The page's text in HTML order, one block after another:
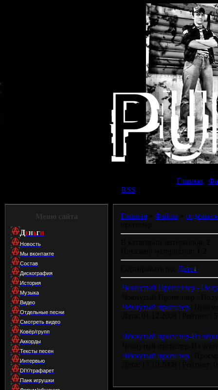
Главная|
RSS
Меню сайта
ДЕНЬГИ
Новость
Мы вконтакте
Состав
Дискография
История
Музыка
Видео
Отдельные песни
Смотреть видео
Ковёр/групп
Аккорды
Тексты песен
Интервью
DIY/трафарет
Панк игрушки
Главная Файлы
Дате
Чокнутый Пропеллер -
Чёкнутый пропелер
Чёкнутый пропелер-Из
Чёкнутый пропелер